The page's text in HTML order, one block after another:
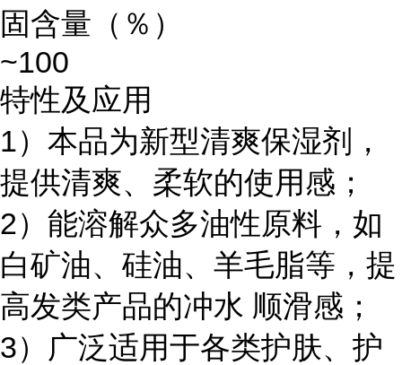
固含量（％）
~100
特性及应用
1）本品为新型清爽保湿剂，
提供清爽、柔软的使用感；
2）能溶解众多油性原料，如
白矿油、硅油、羊毛脂等，提
高发类产品的冲水 顺滑感；
3）广泛适用于各类护肤、护